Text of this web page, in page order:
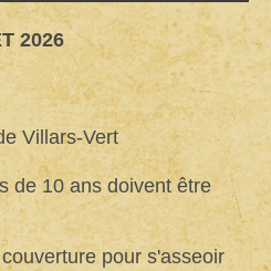
2026
Villars-Vert
de 10 ans doivent être
pour s'asseoir